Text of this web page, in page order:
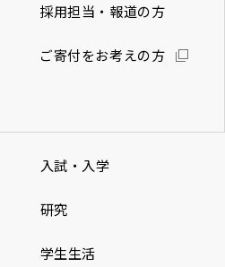
採用担当・報道の方
ご寄付をお考えの方
入試・入学
研究
学生生活